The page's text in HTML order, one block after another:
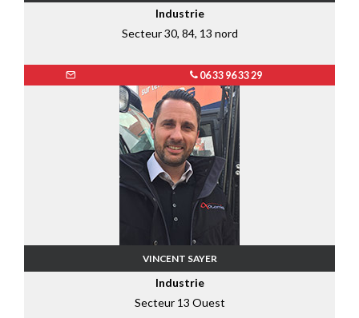
Industrie
Secteur 30, 84, 13 nord
06 33 96 33 29
VINCENT SAYER
Industrie
Secteur 13 Ouest